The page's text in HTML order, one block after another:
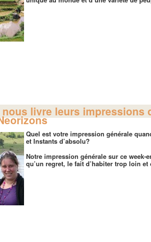
livre leurs impressions
Quel est votre impression générale
et Instants d’absolu?
Notre impression générale sur ce week-
qu’un regret, le fait d’habiter trop loin